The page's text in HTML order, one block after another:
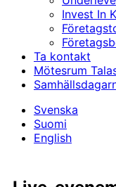
Invest In
Ta kontakt
Mötesrum
Svenska
Suomi
English